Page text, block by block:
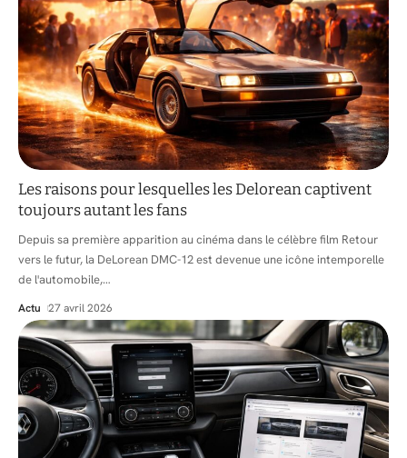
Les raisons pour lesquelles les Delorean captivent
toujours autant les fans
Depuis sa première apparition au cinéma dans le célèbre film Retour
vers le futur, la DeLorean DMC-12 est devenue une icône intemporelle
de l'automobile,…
Actu 27 avril 2026